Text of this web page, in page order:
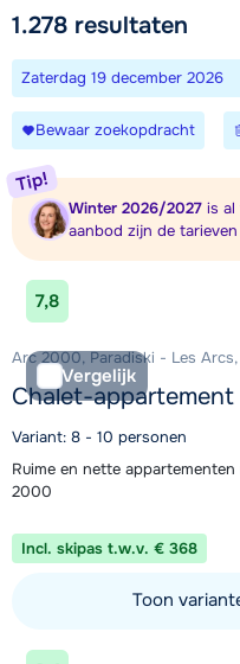
Zoek en boek
1.278 resultaten
Zaterdag 19 december 2026
Bewaar zoekopdracht
Tip!
Winter 2026/2027 is al
aanbod zijn de
7,8
Vergelijk
Arc 2000, Paradiski - Les
Chalet-appartement
Variant: 8 - 10 personen
Ruime en nette
2000
Incl. skipas t.w.v. € 368
Toon
Bekijk accommodatie